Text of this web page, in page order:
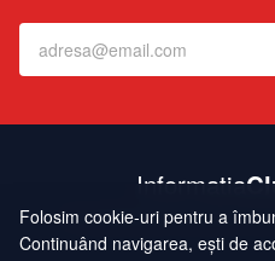
ContactEchipa Publicitate
Folosim cookie-uri pentru a
Continuând navigarea, ești de